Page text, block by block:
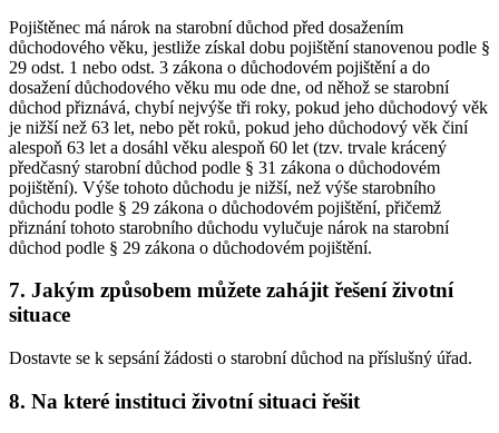
Pojištěnec má nárok na starobní důchod před dosažením
důchodového věku, jestliže získal dobu pojištění stanovenou podle §
29 odst. 1 nebo odst. 3 zákona o důchodovém pojištění a do
dosažení důchodového věku mu ode dne, od něhož se starobní
důchod přiznává, chybí nejvýše tři roky, pokud jeho důchodový věk
je nižší než 63 let, nebo pět roků, pokud jeho důchodový věk činí
alespoň 63 let a dosáhl věku alespoň 60 let (tzv. trvale krácený
předčasný starobní důchod podle § 31 zákona o důchodovém
pojištění). Výše tohoto důchodu je nižší, než výše starobního
důchodu podle § 29 zákona o důchodovém pojištění, přičemž
přiznání tohoto starobního důchodu vylučuje nárok na starobní
důchod podle § 29 zákona o důchodovém pojištění.
7. Jakým způsobem můžete zahájit řešení životní
situace
Dostavte se k sepsání žádosti o starobní důchod na příslušný úřad.
8. Na které instituci životní situaci řešit